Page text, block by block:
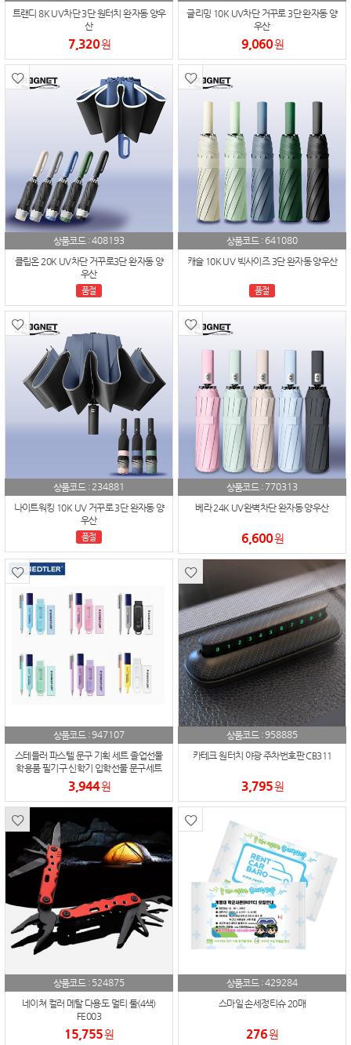
트랜디 8K UV차단 3단 원터치 완자동 양우
산
7,320원
글리밍 10K UV차단 거꾸로 3단 완자동 양
우산
9,060원
상품코드 :408193
클립온 20K UV차단 거꾸로3단 완자동 양
우산
품절
상품코드 : 641080
캐슬 10K UV 빅사이즈 3단 완자동 양우산
품절
상품코드 :234881
나이트워킹 10K UV 거꾸로 3단 완자동 양
우산
품절
상품코드 : 770313
베라 24K UV완벽차단 완자동 양우산
6,600원
상품코드 :947107
스테들러 파스텔 문구 기획 세트 졸업선물
학용품 필기구 신학기 입학선물 문구세트
(파스텔4종문구)
3,944원
상품코드 :958885
카테크 원터치 야광 주차번호판 CB311
3,795원
상품코드 : 524875
네이쳐 컬러 메탈 다용도 멀티 툴(4색)
FE003
15,755원
상품코드 :429284
스마일 손세정티슈 20매
276원